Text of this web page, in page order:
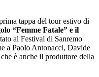
tappa del tour estivo di
“Femme Fatale” e il
al Festival di Sanremo
a Paolo Antonacci, Davide
è anche il produttore della